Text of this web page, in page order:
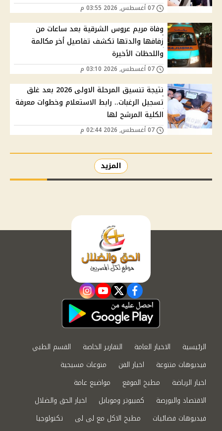
وفاة مريم عروس الشرقية بعد ساعات من
زفافها والدتها تكشف تفاصيل أخر مكالمة
واللحظات الأخيرة
نتيجة تنسيق المرحلة الاولى 2026 بعد غلق
تسجيل الرغبات.. رابط الاستعلام وخطوات معرفة
الكلية المرشح لها
المزيد
facebook
twitter
youtube
instagram
الرئيسية الاخبار العامة التقارير الخاصة
القسم الطبي
فيديوهات متنوعة
اخبار الفن
منوعات مسيحية
اخبار الرياضة
مطبخ الموقع
مواضيع عامة
الاقتصاد والبورصة
كمبيوتر وموبايل
اخبار الحق والضلال
فيديوهات فضائيات
مطبخ الاكل مع لى لى
تكنولوجيا